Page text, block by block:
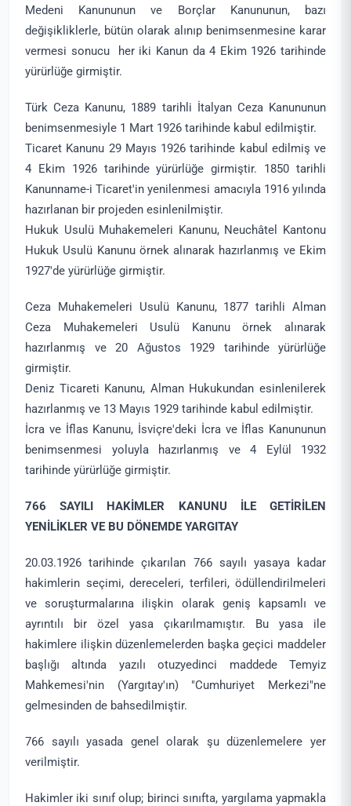
Medeni Kanununun ve Borçlar Kanununun, bazı
değişikliklerle, bütün olarak alınıp benimsenmesine karar
vermesi sonucu her iki Kanun da 4 Ekim 1926 tarihinde
yürürlüğe girmiştir.
Türk Ceza Kanunu, 1889 tarihli İtalyan Ceza Kanununun
benimsenmesiyle 1 Mart 1926 tarihinde kabul edilmiştir.
Ticaret Kanunu 29 Mayıs 1926 tarihinde kabul edilmiş ve
4 Ekim 1926 tarihinde yürürlüğe girmiştir. 1850 tarihli
Kanunname-i Ticaret'in yenilenmesi amacıyla 1916 yılında
hazırlanan bir projeden esinlenilmiştir.
Hukuk Usulü Muhakemeleri Kanunu, Neuchâtel Kantonu
Hukuk Usulü Kanunu örnek alınarak hazırlanmış ve Ekim
1927'de yürürlüğe girmiştir.
Ceza Muhakemeleri Usulü Kanunu, 1877 tarihli Alman
Ceza Muhakemeleri Usulü Kanunu örnek alınarak
hazırlanmış ve 20 Ağustos 1929 tarihinde yürürlüğe
girmiştir.
Deniz Ticareti Kanunu, Alman Hukukundan esinlenilerek
hazırlanmış ve 13 Mayıs 1929 tarihinde kabul edilmiştir.
İcra ve İflas Kanunu, İsviçre'deki İcra ve İflas Kanununun
benimsenmesi yoluyla hazırlanmış ve 4 Eylül 1932
tarihinde yürürlüğe girmiştir.
766 SAYILI HAKİMLER KANUNU İLE GETİRİLEN
YENİLİKLER VE BU DÖNEMDE YARGITAY
20.03.1926 tarihinde çıkarılan 766 sayılı yasaya kadar
hakimlerin seçimi, dereceleri, terfileri, ödüllendirilmeleri
ve soruşturmalarına ilişkin olarak geniş kapsamlı ve
ayrıntılı bir özel yasa çıkarılmamıştır. Bu yasa ile
hakimlere ilişkin düzenlemelerden başka geçici maddeler
başlığı altında yazılı otuzyedinci maddede Temyiz
Mahkemesi'nin (Yargıtay'ın) "Cumhuriyet Merkezi"ne
gelmesinden de bahsedilmiştir.
766 sayılı yasada genel olarak şu düzenlemelere yer
verilmiştir.
Hakimler iki sınıf olup; birinci sınıfta, yargılama yapmakla